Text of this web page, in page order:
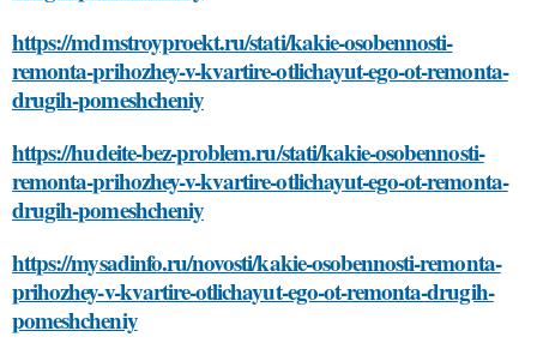
https://mdmstroyproekt.ru/stati/kakie-osobennosti-
remonta-prihozhey-v-kvartire-otlichayut-ego-ot-remonta-
drugih-pomeshcheniy
https://hudeite-bez-problem.ru/stati/kakie-osobennosti-
remonta-prihozhey-v-kvartire-otlichayut-ego-ot-remonta-
drugih-pomeshcheniy
https://mysadinfo.ru/novosti/kakie-osobennosti-remonta-
prihozhey-v-kvartire-otlichayut-ego-ot-remonta-drugih-
pomeshcheniy